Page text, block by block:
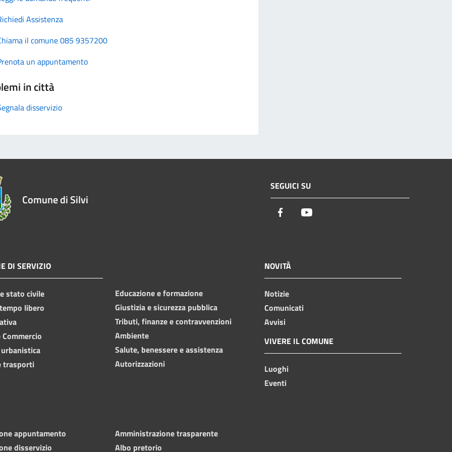
Assistenza
il comune 085 9357200
un appuntamento
in città
disservizio
Comune di Silvi
SEGUICI SU
Facebook
DI SERVIZIO
stato civile
libero
trasporti
Educazione e formazione
Giustizia e sicurezza pubblica
Tributi, finanze e contravvenzioni
Ambiente
Salute, benessere e assistenza
Autorizzazioni
NOVITÀ
Notizie
Comunicati
Avvisi
VIVERE IL COMUNE
Luoghi
Eventi
appuntamento
disservizio
Amministrazione trasparente
Albo pretorio